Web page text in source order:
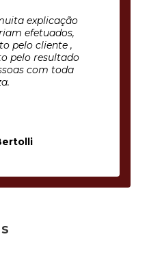
explicação
efetuados,
pelo cliente ,
pelo resultado
com toda